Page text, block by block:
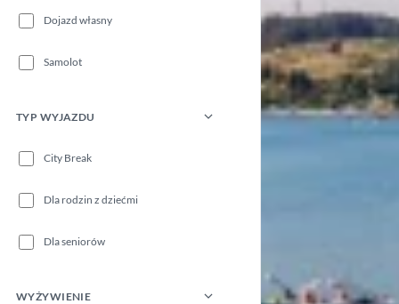
Dojazd własny
Samolot
TYP WYJAZDU
City Break
Dla rodzin z dziećmi
Dla seniorów
WYŻYWIENIE